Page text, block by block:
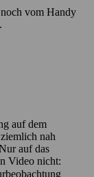
vom Handy
auf dem
nah
auf das
Video nicht: